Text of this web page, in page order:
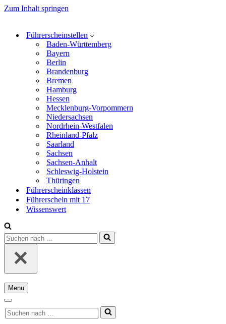
Zum Inhalt springen
Führerscheinstellen
Baden-Württemberg
Bayern
Berlin
Brandenburg
Bremen
Hamburg
Hessen
Mecklenburg-Vorpommern
Niedersachsen
Nordrhein-Westfalen
Rheinland-Pfalz
Saarland
Sachsen
Sachsen-Anhalt
Schleswig-Holstein
Thüringen
Führerscheinklassen
Führerschein mit 17
Wissenswert
Suchen
nach …
Menu
Navigationsmenü
Navigationsmenü
Suchen
nach …